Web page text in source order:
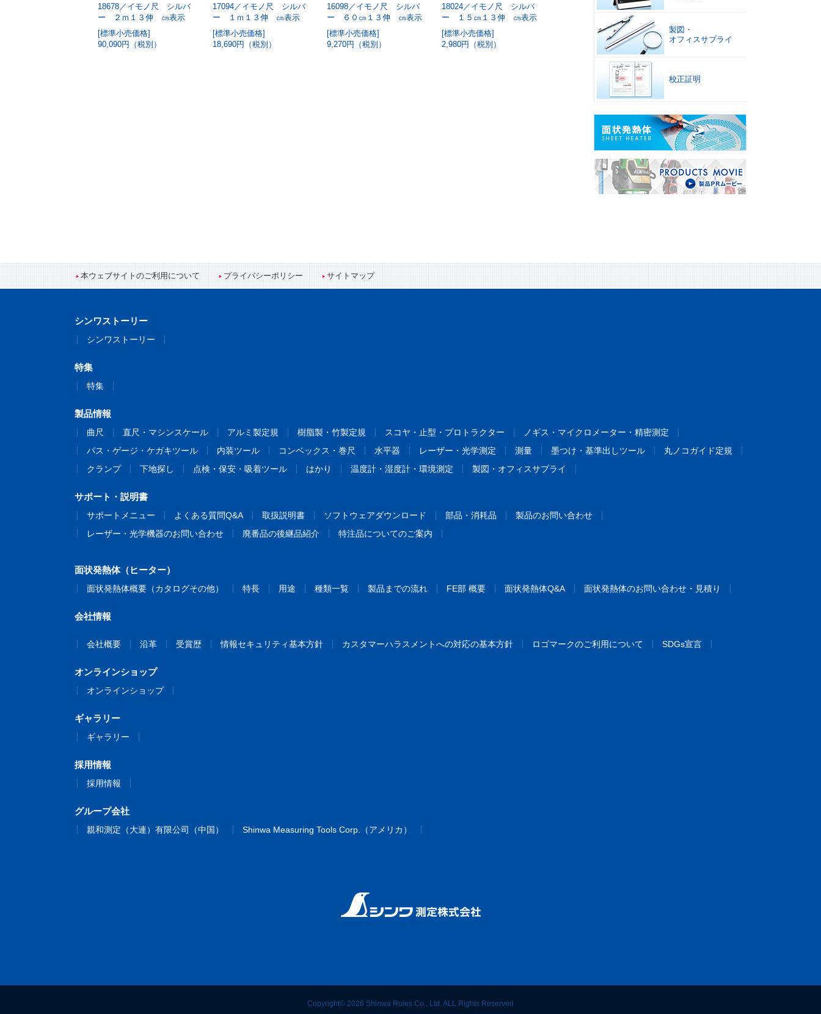
18678／イモノ尺 シルバ
ー ２ｍ１３伸 ㎝表示
[標準小売価格]
90,090円（税別）
17094／イモノ尺 シルバ
ー １ｍ１３伸 ㎝表示
[標準小売価格]
18,690円（税別）
16098／イモノ尺 シルバ
ー ６０㎝１３伸 ㎝表示
[標準小売価格]
9,270円（税別）
18024／イモノ尺 シルバ
ー １５㎝１３伸 ㎝表示
[標準小売価格]
2,980円（税別）
製図 ・
オフィスサプライ
校正証明
本ウェブサイトのご利用について プライバシーポリシー サイトマップ
シンワストーリー
シンワストーリー
特集
特集
製品情報
曲尺 直尺・マシンスケール アルミ製定規 樹脂製・竹製定規 スコヤ・止型・プロトラクター
ノギス・マイクロメーター・精密測定
パス・ゲージ・ケガキツール
内装ツール コンベックス・巻尺 水平器 レーザー・光学測定 測量 墨つけ・基準出しツール
丸ノコガイド定規
クランプ
下地探し 点検・保安・吸着ツール はかり 温度計・湿度計・環境測定 製図・オフィスサプライ
サポート・説明書
サポートメニュー よくある質問Q&A 取扱説明書 ソフトウェアダウンロード 部品・消耗品
製品のお問い合わせ
レーザー・光学機器のお問い合わせ
廃番品の後継品紹介 特注品についてのご案内
面状発熱体（ヒーター）
面状発熱体概要（カタログその他） 特長 用途 種類一覧 製品までの流れ FE部 概要 面状発熱体Q&A 面状発熱体のお問い合わせ・見積り
会社情報
会社概要 沿革 受賞歴 情報セキュリティ基本方針 カスタマーハラスメントへの対応の基本方針 ロゴマークのご利用について SDGs宣言
オンラインショップ
オンラインショップ
ギャラリー
ギャラリー
採用情報
採用情報
グループ会社
親和測定（大連）有限公司（中国） Shinwa Measuring Tools Corp.（アメリカ）
Copyright© 2026 Shinwa Rules Co., Ltd. ALL Rights Reserved